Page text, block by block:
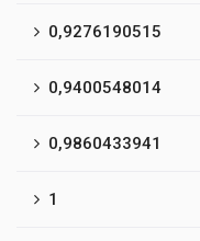
0,9276190515
0,9400548014
0,9860433941
1